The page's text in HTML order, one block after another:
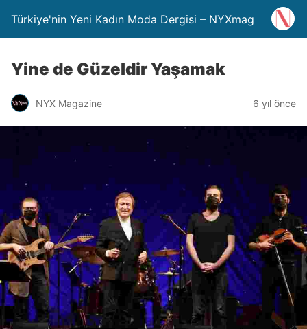
Türkiye'nin Yeni Kadın Moda Dergisi – NYXmag
Yine de Güzeldir Yaşamak
NYX Magazine 6 yıl önce